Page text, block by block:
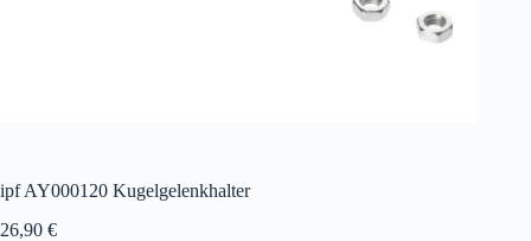
ipf AY000120 Kugelgelenkhalter
26,90 €